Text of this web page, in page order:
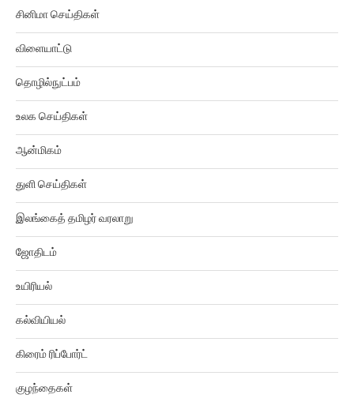
சினிமா செய்திகள்
விளையாட்டு
தொழில்நுட்பம்
உலக செய்திகள்
ஆன்மிகம்
துளி செய்திகள்
இலங்கைத் தமிழர் வரலாறு
ஜோதிடம்
உயிரியல்
கல்வியியல்
கிரைம் ரிப்போர்ட்
குழந்தைகள்